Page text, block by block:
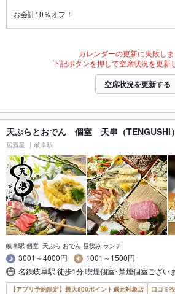
お会計10％オフ！
カレンダーの更新に失敗しま
下記ボタンを押して空席状況を更新
空席状況を更新する
天ぷらとおでん 個室 天串（
居酒屋 岐阜駅
岐阜駅 個室 天ぷら おでん 昼飲み ランチ
3001～4000円
1001～1500円
名鉄岐阜駅 徒歩1分 喫煙個室･禁煙個室ござい
【アプリ予約限定】最大800ポイント還元対象店 口コミ